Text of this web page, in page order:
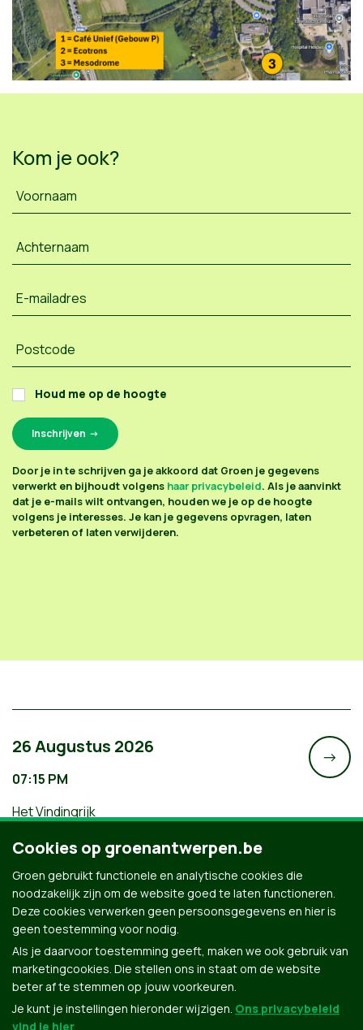
Kom je ook?
Voornaam
Achternaam
E-mailadres
Postcode
Houd me op de hoogte
Door je in te schrijven ga je akkoord dat Groen je gegevens
verwerkt en bijhoudt volgens haar privacybeleid. Als je aanvinkt
dat je e-mails wilt ontvangen, houden we je op de hoogte
volgens je interesses. Je kan je gegevens opvragen, laten
verbeteren of laten verwijderen.
26 Augustus 2026
07:15 PM
Het Vindingrijk
Filmavond: Een Gemeenschap van
Leven
->
Cookies op groenantwerpen.be
Groen gebruikt functionele en analytische cookies die
noodzakelijk zijn om de website goed te laten functioneren.
Deze cookies verwerken geen persoonsgegevens en hier is
geen toestemming voor nodig.
Als je daarvoor toestemming geeft, maken we ook gebruik van
marketingcookies. Die stellen ons in staat om de website
beter af te stemmen op jouw voorkeuren.
Je kunt je instellingen hieronder wijzigen. Ons privacybeleid
vind je hier